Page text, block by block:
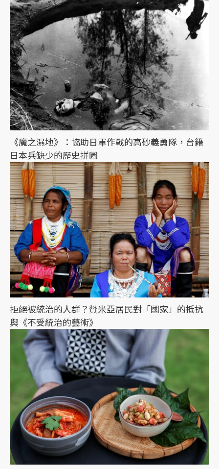
《魔之濕地》：協助日軍作戰的高砂義勇隊，台籍
日本兵缺少的歷史拼圖
拒絕被統治的人群？贊米亞居民對「國家」的抵抗
與《不受統治的藝術》